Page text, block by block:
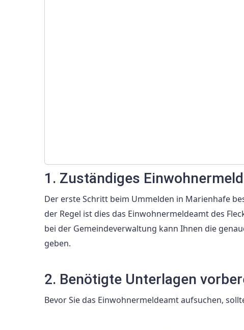
1. Zuständiges
Der erste Schritt beim Ummelden in Marienhafe
der Regel ist dies das Einwohnermeldeamt des
bei der Gemeindeverwaltung kann Ihnen die
geben.
2. Benötigte Unterlagen
Bevor Sie das Einwohnermeldeamt aufsuchen,